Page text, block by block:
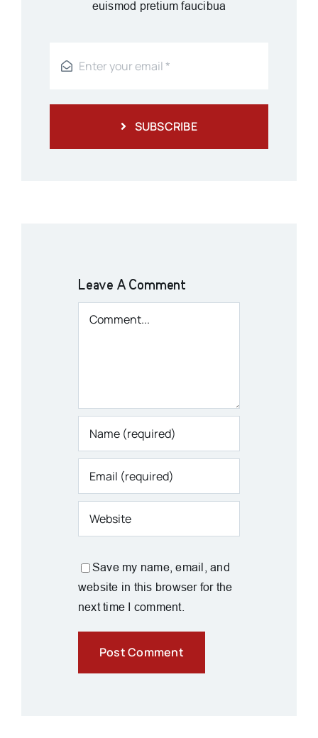
euismod pretium faucibua
SUBSCRIBE
Leave A Comment
Save my name, email, and
website in this browser for the
next time I comment.